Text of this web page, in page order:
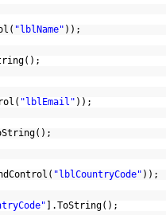
"lblName" ));
"lblEmail" ));
"lblCountryCode" ));
].ToString();